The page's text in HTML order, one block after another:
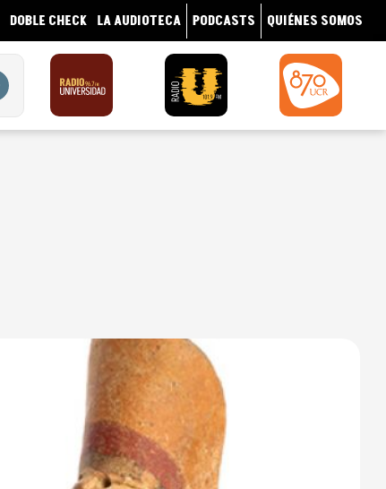
DOBLE CHECK LA AUDIOTECA PODCASTS QUIÉNES SOMOS